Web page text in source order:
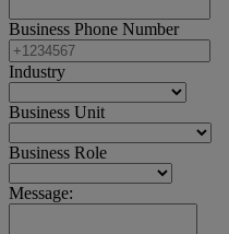
Business Phone Number
Industry
Business Unit
Business Role
Message: